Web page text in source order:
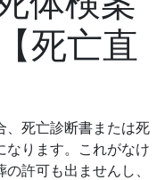
死亡直
、死亡診断書または死
なります。これがなけ
許可も出ませんし、